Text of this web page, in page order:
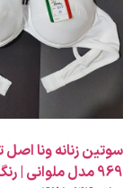
ونا اصل
مدل ملوانی | رنگ